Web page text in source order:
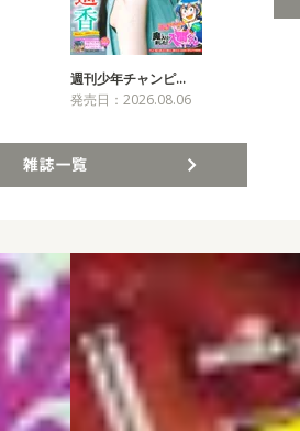
週刊少年チャンピ…
発売日：2026.08.06